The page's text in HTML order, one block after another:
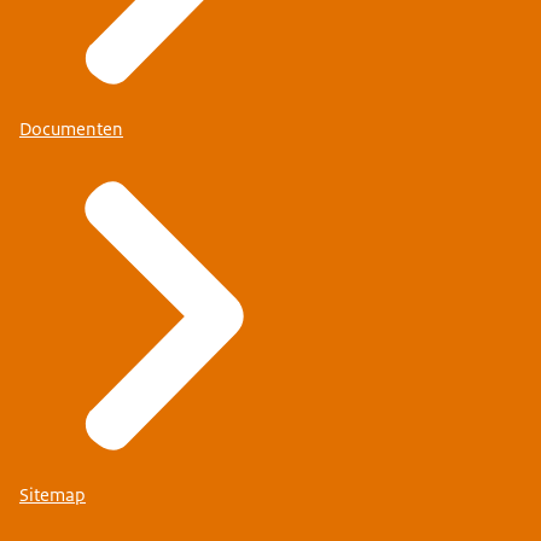
Documenten
Sitemap